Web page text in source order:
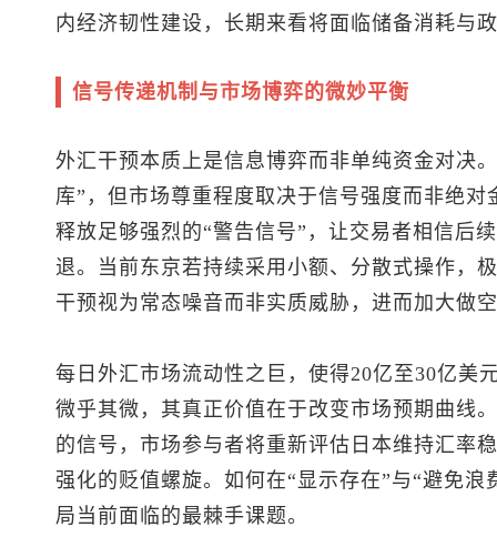
内经济韧性建设，长期来看将面临储备消耗与
信号传递机制与市场博弈的微妙平衡
外汇干预本质上是信息博弈而非单纯资金对决
库”，但市场尊重程度取决于信号强度而非绝
释放足够强烈的“警告信号”，让交易者相信后
退。当前东京若持续采用小额、分散式操作，
干预视为常态噪音而非实质威胁，进而加大做
每日外汇市场流动性之巨，使得20亿至30亿美
微乎其微，其真正价值在于改变市场预期曲线
的信号，市场参与者将重新评估日本维持汇率
强化的贬值螺旋。如何在“显示存在”与“避免
局当前面临的最棘手课题。